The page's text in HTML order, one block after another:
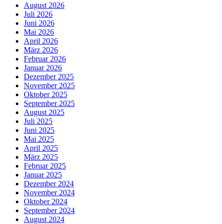
August 2026
Juli 2026
Juni 2026
Mai 2026
April 2026
März 2026
Februar 2026
Januar 2026
Dezember 2025
November 2025
Oktober 2025
September 2025
August 2025
Juli 2025
Juni 2025
Mai 2025
April 2025
März 2025
Februar 2025
Januar 2025
Dezember 2024
November 2024
Oktober 2024
September 2024
August 2024